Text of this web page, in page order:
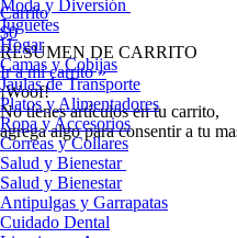
Carrito
$0
RESUMEN DE CARRITO
Ir a mi carrito »
¡Woof!
No tíenes artículos en tu carrito,
agrega algo para consentir a tu
Moda y Diversión
Juguetes
Hogar
Camas y Cobijas
Jaulas de Transporte
Platos y Alimentadores
Ropa y Accesorios
Correas y Collares
Salud y Bienestar
Salud y Bienestar
Antipulgas y Garrapatas
Cuidado Dental